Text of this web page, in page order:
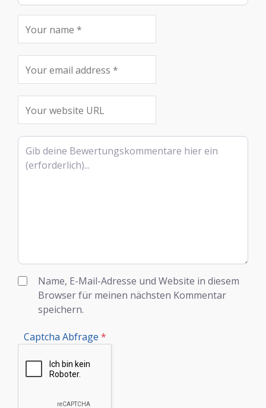
Rezensionstext
Name, E-Mail-Adresse und Website in diesem
Browser für meinen nächsten Kommentar
speichern.
Captcha Abfrage *